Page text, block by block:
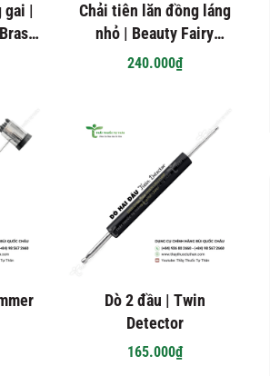
gai |
Chải tiên lăn đồng láng
nhỏ | Beauty Fairy
Brush
240.000₫
Dò 2 đầu | Twin
Detector
165.000₫